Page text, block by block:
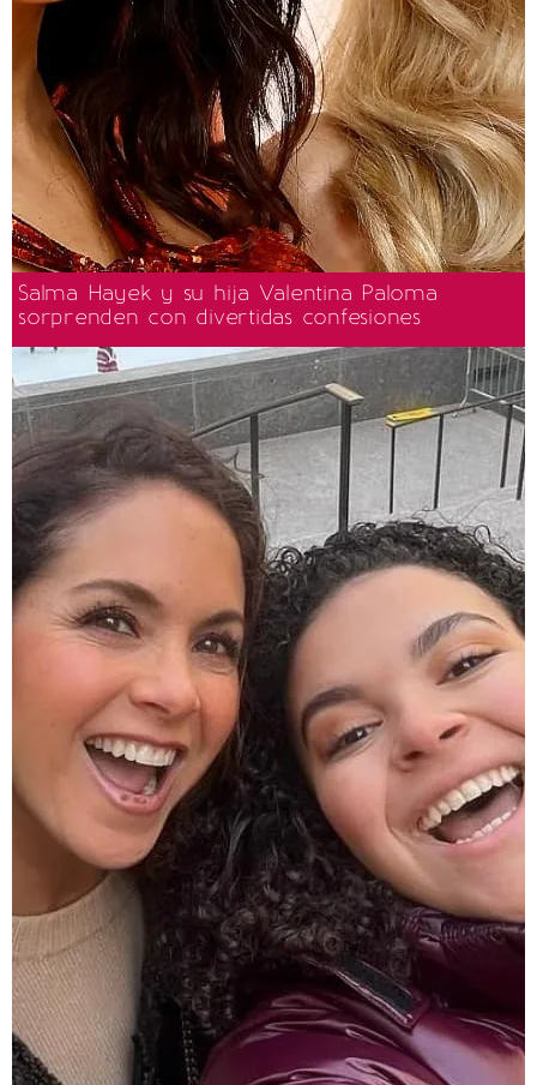
Salma Hayek y su hija Valentina Paloma
sorprenden con divertidas confesiones